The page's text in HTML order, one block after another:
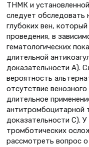
ТНМК и
следует обследовать
глубоких вен,
проведения, в
гематологических
длительной
доказательности А).
вероятность
отсутствие
длительное
антитромбоцитарной
доказательности С).
тромботических
рассмотреть вопрос